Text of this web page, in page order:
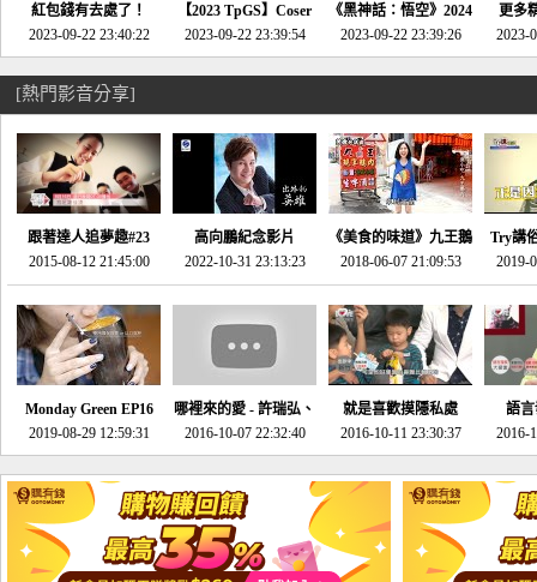
紅包錢有去處了！
SEGA春節特賣 超過85
款遊戲打到骨折-電玩
宅速配20230119
2023-09-22 23:40:22
【2023 TpGS】Coser
和Show Girl搶先看！
直擊展前記者會-電玩
2023-09-22 23:39:54
《黑神話：悟空》2024
年夏季推出！確定不會
延期齁？-電玩宅速配
2023-09-22 23:39:26
更多
《來
金鄉
2023-
[熱門影音分享]
跟著達人追夢趣#23
promo-我想開間咖啡
館(謝佳凌)
2015-08-12 21:45:00
高向鵬紀念影片
2022-10-31 23:13:23
《美食的味道》九王鵝
肉
2018-06-07 21:09:53
Try講
2019-
Monday Green EP16
超意外~環保原來可以
邊玩邊做！
2019-08-29 12:59:31
哪裡來的愛 - 許瑞弘、
李其芬
2016-10-07 22:32:40
就是喜歡摸隱私處
2016-10-11 23:30:37
語
2016-